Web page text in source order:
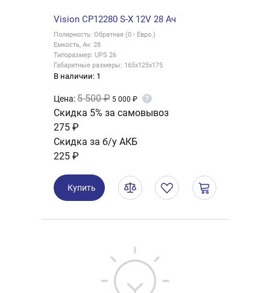
Vision CP12280 S-X 12V 28 Ач
Полярность: Обратная (0 - Евро.)
Емкость, Ач: 28
Типоразмер: UPS 26
Габаритные размеры: 165x125x175
В наличии: 1
Цена:5 500 ₽ 5 000 ₽ ?
Скидка 5% за самовывоз
275 ₽
Скидка за б/у АКБ
225 ₽
Купить